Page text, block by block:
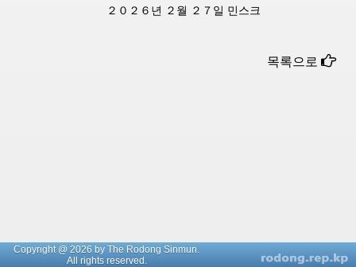
２０２６년 ２월 ２７일 민스크
목록으로
Copyright @ 2026 by The Rodong Sinmun.
All rights reserved.